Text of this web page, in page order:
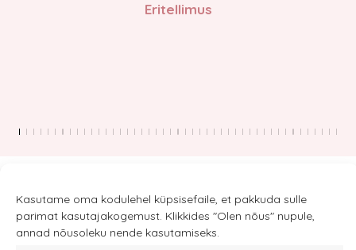
Kasutame oma kodulehel küpsisefaile, et pakkuda sulle
parimat kasutajakogemust. Klikkides "Olen nõus" nupule,
annad nõusoleku nende kasutamiseks.
Eritellimus